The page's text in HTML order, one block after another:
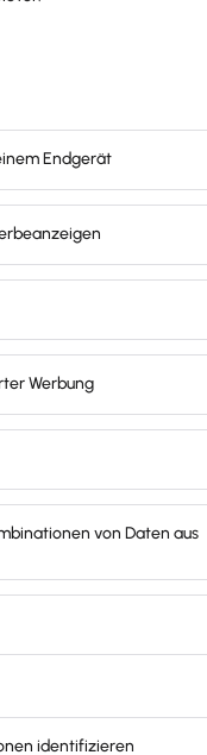
Pflege von
Ersthelfer:in bei
sie darf nur
von dieser
im Dienst einer